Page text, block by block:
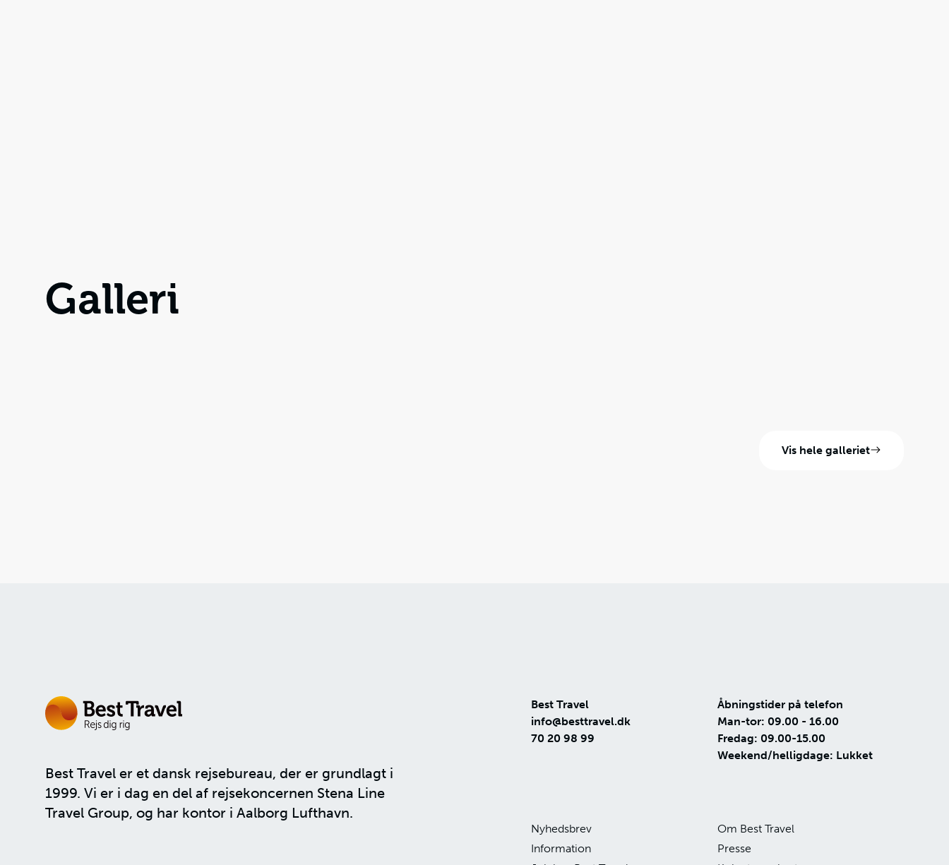
Galleri
Vis hele galleriet
Best Travel er et dansk rejsebureau, der er grundlagt i
1999. Vi er i dag en del af rejsekoncernen Stena Line
Travel Group, og har kontor i Aalborg Lufthavn.
Best Travel
info@besttravel.dk
70 20 98 99
Åbningstider på telefon
Man-tor: 09.00 - 16.00
Fredag: 09.00-15.00
Weekend/helligdage: Lukket
Nyhedsbrev
Om Best Travel
Information
Presse